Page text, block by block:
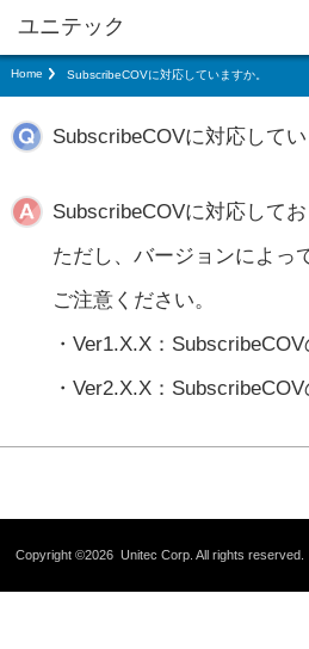
Home SubscribeCOVに対応していますか。
SubscribeCOVに対応してい
SubscribeCOVに対応してお
ただし、バージョンによっ
ご注意ください。
・Ver1.X.X：
・Ver2.X.X：
Copyright ©2026Unitec Corp. All rights reserved.